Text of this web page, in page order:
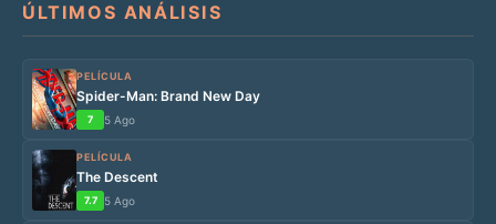
ÚLTIMOS ANÁLISIS
PELÍCULA
Spider-Man: Brand New Day
7 5 Ago
PELÍCULA
The Descent
7.7 5 Ago